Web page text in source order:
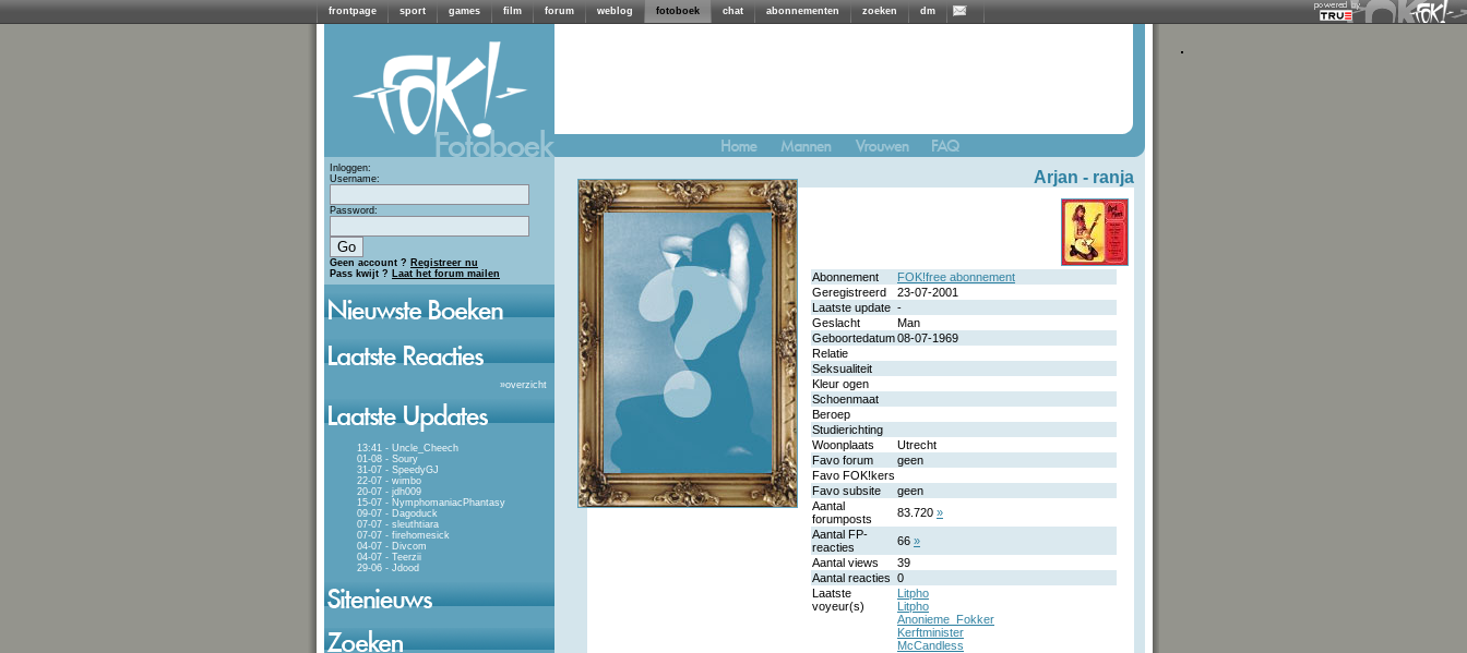
frontpage sport games film forum weblog fotoboek chat abonnementen zoeken dm
Inloggen:
Username:
Password:
Geen account ? Registreer nu
Pass kwijt ? Laat het forum mailen
»overzicht
13:41 - Uncle_Cheech
01-08 - Soury
31-07 - SpeedyGJ
22-07 - wimbo
20-07 - jdh009
15-07 - NymphomaniacPhantasy
09-07 - Dagoduck
07-07 - sleuthtiara
07-07 - firehomesick
04-07 - Divcom
04-07 - Teerzii
29-06 - Jdood
Arjan - ranja
Abonnement
FOK!free abonnement
Geregistreerd
23-07-2001
Laatste update -
Geslacht
Man
Geboortedatum08-07-1969
Relatie
Seksualiteit
Kleur ogen
Schoenmaat
Beroep
Studierichting
Woonplaats
Utrecht
Favo forum
geen
Favo FOK!kers
Favo subsite
geen
Aantal
forumposts
83.720 »
Aantal FP-
reacties
66 »
Aantal views
39
Aantal reacties 0
Laatste
voyeur(s)
Litpho
Litpho
Anonieme_Fokker
Kerftminister
McCandless